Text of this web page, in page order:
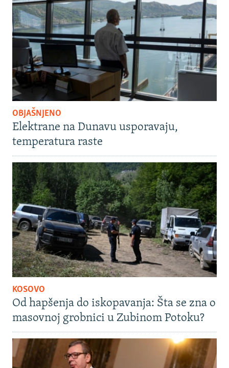
OBJAŠNJENO
Elektrane na Dunavu usporavaju,
temperatura raste
KOSOVO
Od hapšenja do iskopavanja: Šta se zna o
masovnoj grobnici u Zubinom Potoku?